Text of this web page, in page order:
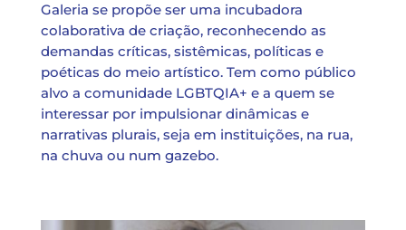
Galeria se propõe ser uma incubadora
colaborativa de criação, reconhecendo as
demandas críticas, sistêmicas, políticas e
poéticas do meio artístico. Tem como público
alvo a comunidade LGBTQIA+ e a quem se
interessar por impulsionar dinâmicas e
narrativas plurais, seja em instituições, na rua,
na chuva ou num gazebo.